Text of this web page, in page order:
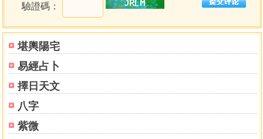
堪輿陽宅
易經占卜
擇日天文
八字
紫微
驗證碼：